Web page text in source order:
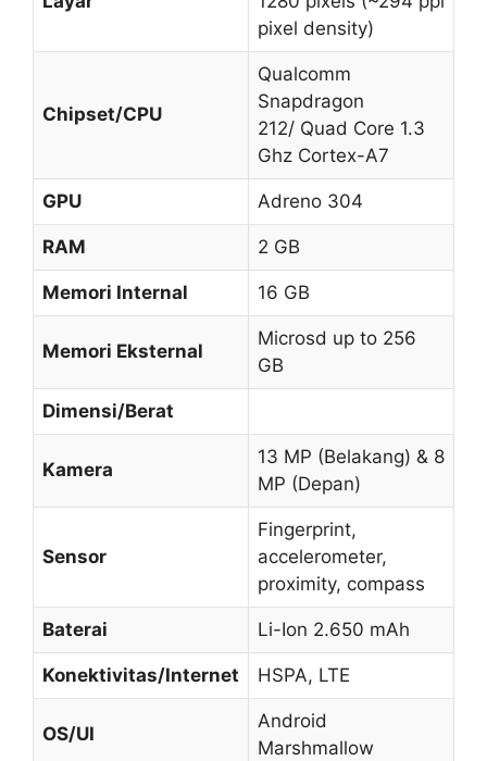
pixel density)
Chipset/CPU
Qualcomm
Snapdragon
212/ Quad Core 1.3
Ghz Cortex-A7
GPU Adreno 304
RAM 2 GB
Memori Internal 16 GB
Memori Eksternal
Microsd up to 256
GB
Dimensi/Berat
Kamera
13 MP (Belakang) & 8
MP (Depan)
Sensor
Fingerprint,
accelerometer,
proximity, compass
Baterai Li-Ion 2.650 mAh
Konektivitas/Internet HSPA, LTE
OS/UI
Android
Marshmallow